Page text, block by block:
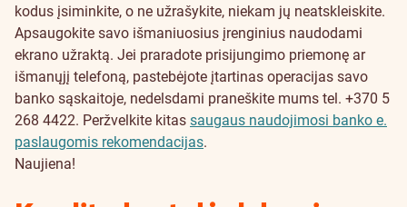
kodus įsiminkite, o ne užrašykite, niekam jų neatskleiskite.
Apsaugokite savo išmaniuosius įrenginius naudodami
ekrano užraktą. Jei praradote prisijungimo priemonę ar
išmanųjį telefoną, pastebėjote įtartinas operacijas savo
banko sąskaitoje, nedelsdami praneškite mums tel. +370 5
268 4422. Peržvelkite kitas saugaus naudojimosi banko e.
paslaugomis rekomendacijas.
Naujiena!